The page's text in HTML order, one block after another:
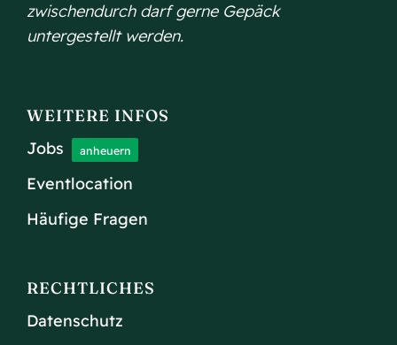
zwischendurch darf gerne Gepäck
untergestellt werden.
WEITERE INFOS
Jobs
anheuern
Eventlocation
Häufige Fragen
RECHTLICHES
Datenschutz